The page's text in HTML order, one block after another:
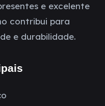
e excelente
contribui para
e durabilidade.